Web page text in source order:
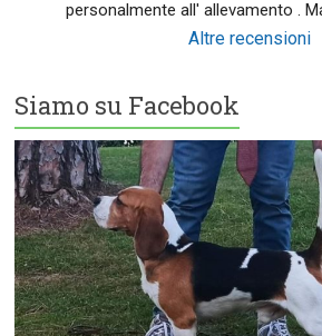
personalmente all' allevamento .
Altre recensioni
Siamo su Facebook